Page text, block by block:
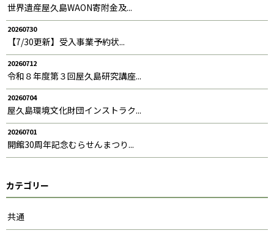
世界遺産屋久島WAON寄附金及...
20260730
【7/30更新】受入事業予約状...
20260712
令和８年度第３回屋久島研究講座...
20260704
屋久島環境文化財団インストラク...
20260701
開館30周年記念むらせんまつり...
カテゴリー
共通